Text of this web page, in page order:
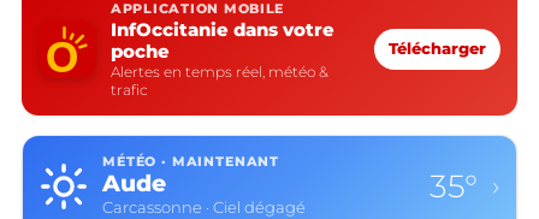
APPLICATION MOBILE
InfOccitanie dans votre
poche
Alertes en temps réel, météo &
trafic
Télécharger
MÉTÉO · MAINTENANT
Aude
Carcassonne · Ciel dégagé
35° ›